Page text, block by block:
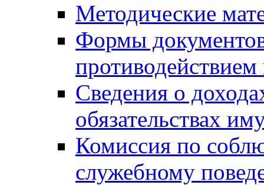
Методические
Формы
Сведения о
обязательствах
Комиссия по
служебному